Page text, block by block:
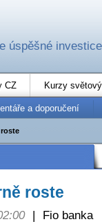
úspěšné investice
CZ Kurzy
a doporučení
roste
roste
|
Fio banka